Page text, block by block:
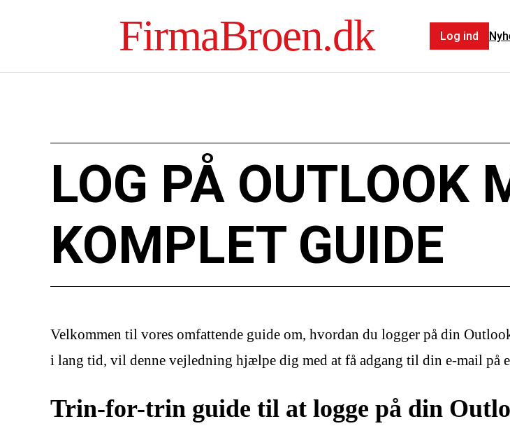
FirmaBroen.dk Log ind
LOG PÅ OUTLOOK
KOMPLET GUIDE
Velkommen til vores omfattende guide om, hvordan du logger på din
i lang tid, vil denne vejledning hjælpe dig med at få adgang til din e-mail på
Trin-for-trin guide til at logge på din